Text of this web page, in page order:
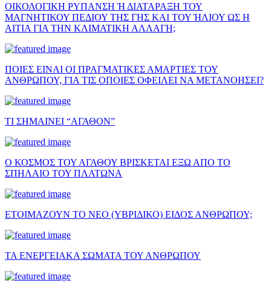
ΟΙΚΟΛΟΓΙΚΗ ΡΥΠΑΝΣΗ Ή ΔΙΑΤΑΡΑΞΗ ΤΟΥ
ΜΑΓΝΗΤΙΚΟΥ ΠΕΔΙΟΥ ΤΗΣ ΓΗΣ ΚΑΙ ΤΟΥ ΉΛΙΟΥ ΩΣ Η
ΑΙΤΙΑ ΓΙΑ ΤΗΝ ΚΛΙΜΑΤΙΚΗ ΑΛΛΑΓΗ;
ΠΟΙΕΣ ΕΙΝΑΙ ΟΙ ΠΡΑΓΜΑΤΙΚΕΣ ΑΜΑΡΤΙΕΣ ΤΟΥ
ΑΝΘΡΩΠΟΥ, ΓΙΑ ΤΙΣ ΟΠΟΙΕΣ ΟΦΕΙΛΕΙ ΝΑ ΜΕΤΑΝΟΗΣΕΙ?
ΤΙ ΣΗΜΑΙΝΕΙ “ΑΓΑΘΟΝ”
Ο ΚΟΣΜΟΣ ΤΟΥ ΑΓΑΘΟΥ ΒΡΙΣΚΕΤΑΙ ΕΞΩ ΑΠΟ ΤΟ
ΣΠΗΛΑΙΟ ΤΟΥ ΠΛΑΤΩΝΑ
ΕΤΟΙΜΑΖΟΥΝ ΤΟ ΝΕΟ (ΥΒΡΙΔΙΚΟ) ΕΙΔΟΣ ΑΝΘΡΩΠΟΥ;
ΤΑ ΕΝΕΡΓΕΙΑΚΑ ΣΩΜΑΤΑ ΤΟΥ ΑΝΘΡΩΠΟΥ